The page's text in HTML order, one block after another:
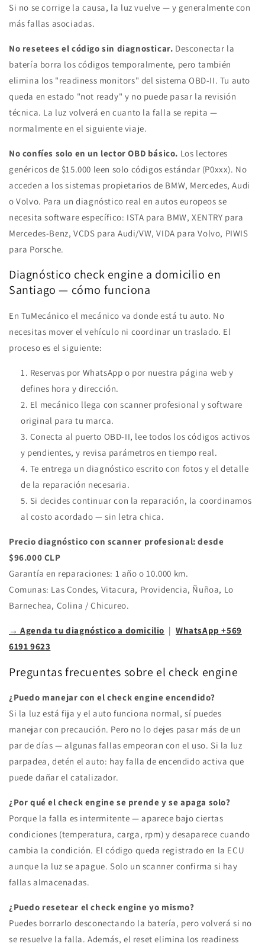
Si no se corrige la causa, la luz vuelve — y generalmente con
más fallas asociadas.
No resetees el código sin diagnosticar. Desconectar la
batería borra los códigos temporalmente, pero también
elimina los "readiness monitors" del sistema OBD-II. Tu auto
queda en estado "not ready" y no puede pasar la revisión
técnica. La luz volverá en cuanto la falla se repita —
normalmente en el siguiente viaje.
No confíes solo en un lector OBD básico. Los lectores
genéricos de $15.000 leen solo códigos estándar (P0xxx). No
acceden a los sistemas propietarios de BMW, Mercedes, Audi
o Volvo. Para un diagnóstico real en autos europeos se
necesita software específico: ISTA para BMW, XENTRY para
Mercedes-Benz, VCDS para Audi/VW, VIDA para Volvo, PIWIS
para Porsche.
Diagnóstico check engine a domicilio en
Santiago — cómo funciona
En TuMecánico el mecánico va donde está tu auto. No
necesitas mover el vehículo ni coordinar un traslado. El
proceso es el siguiente:
Reservas por WhatsApp o por nuestra página web y
defines hora y dirección.
El mecánico llega con scanner profesional y software
original para tu marca.
Conecta al puerto OBD-II, lee todos los códigos activos
y pendientes, y revisa parámetros en tiempo real.
Te entrega un diagnóstico escrito con fotos y el detalle
de la reparación necesaria.
Si decides continuar con la reparación, la coordinamos
al costo acordado — sin letra chica.
Precio diagnóstico con scanner profesional: desde
$96.000 CLP
Garantía en reparaciones: 1 año o 10.000 km.
Comunas: Las Condes, Vitacura, Providencia, Ñuñoa, Lo
Barnechea, Colina / Chicureo.
→ Agenda tu diagnóstico a domicilio | WhatsApp +569
6191 9623
Preguntas frecuentes sobre el check engine
¿Puedo manejar con el check engine encendido?
Si la luz está fija y el auto funciona normal, sí puedes
manejar con precaución. Pero no lo dejes pasar más de un
par de días — algunas fallas empeoran con el uso. Si la luz
parpadea, detén el auto: hay falla de encendido activa que
puede dañar el catalizador.
¿Por qué el check engine se prende y se apaga solo?
Porque la falla es intermitente — aparece bajo ciertas
condiciones (temperatura, carga, rpm) y desaparece cuando
cambia la condición. El código queda registrado en la ECU
aunque la luz se apague. Solo un scanner confirma si hay
fallas almacenadas.
¿Puedo resetear el check engine yo mismo?
Puedes borrarlo desconectando la batería, pero volverá si no
se resuelve la falla. Además, el reset elimina los readiness